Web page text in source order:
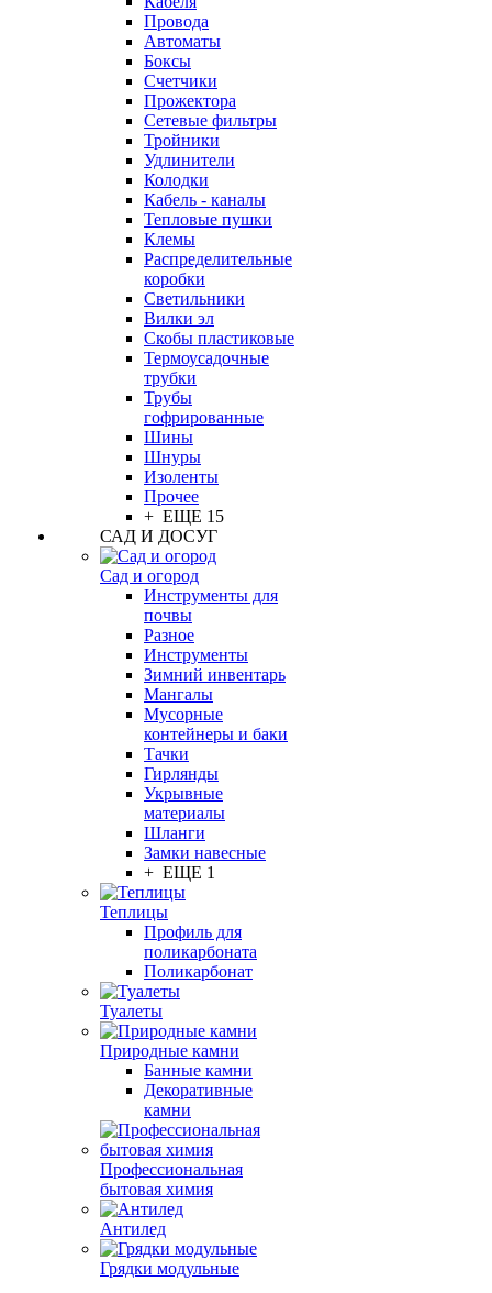
Провода
Автоматы
Боксы
Счетчики
Прожектора
Сетевые фильтры
Тройники
Удлинители
Колодки
Кабель - каналы
Тепловые пушки
Клемы
Распределительные
коробки
Светильники
Вилки эл
Скобы пластиковые
Термоусадочные
трубки
Трубы
гофрированные
Шины
Шнуры
Изоленты
Прочее
+ ЕЩЕ 15
САД И ДОСУГ
Сад и огород
Инструменты для
почвы
Разное
Инструменты
Зимний инвентарь
Мангалы
Мусорные
контейнеры и баки
Тачки
Гирлянды
Укрывные
материалы
Шланги
Замки навесные
+ ЕЩЕ 1
Теплицы
Профиль для
поликарбоната
Поликарбонат
Туалеты
Природные камни
Банные камни
Декоративные
камни
Профессиональная
бытовая химия
Антилед
Грядки модульные